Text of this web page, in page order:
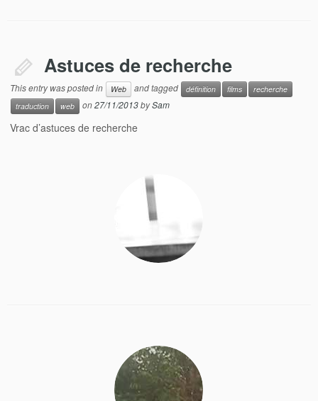
Astuces de recherche
This entry was posted in Web and tagged définition films
recherche
traduction
web on27/11/2013bySam
Vrac d’astuces de recherche